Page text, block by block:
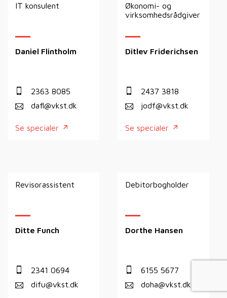
IT konsulent
Daniel Flintholm
2363 8085
dafl@vkst.dk
Se specialer
Økonomi- og
virksomhedsrådgiver
Ditlev Friderichsen
2437 3818
jodf@vkst.dk
Se specialer
Revisorassistent
Ditte Funch
2341 0694
difu@vkst.dk
Debitorbogholder
Dorthe Hansen
6155 5677
doha@vkst.dk